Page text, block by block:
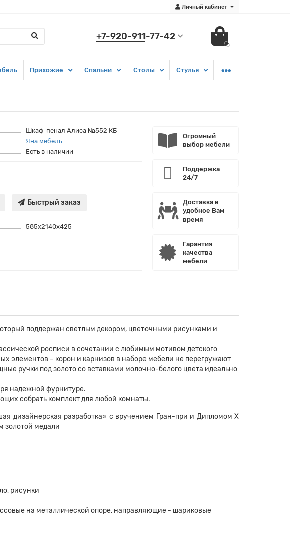
Личный кабинет
+7-920-911-77-42
0
Прихожие Спальни Столы Стулья
Шкаф-пенал Алиса №552 КБ
Яна мебель
Есть в наличии
Быстрый заказ
585х2140х425
Огромный
выбор мебели
Поддержка
24/7
Доставка в
удобное Вам
время
Гарантия
качества
мебели
поддержан светлым декором, цветочными рисунками и
росписи в сочетании с любимым мотивом детского
элементов – корон и карнизов в наборе мебели не перегружают
ручки под золото со вставками молочно-белого цвета идеально
надежной фурнитуре.
собрать комплект для любой комнаты.
дизайнерская разработка» с вручением Гран-при и Дипломом Х
золотой медали
рисунки
на металлической опоре, направляющие - шариковые